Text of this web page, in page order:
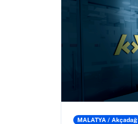
MALATYA / Akçadağ